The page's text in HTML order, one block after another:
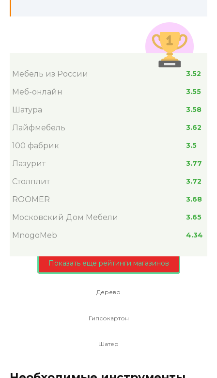
Мебель из России 3.52
Меб-онлайн 3.55
Шатура 3.58
Лайфмебель 3.62
100 фабрик 3.5
Лазурит 3.77
Столплит 3.72
ROOMER 3.68
Московский Дом Мебели 3.65
MnogoMeb 4.34
Показать еще рейтинги магазинов
Дерево
Гипсокартон
Шатер